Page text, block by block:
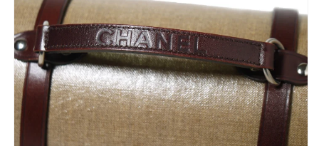
アカウントにログインして、お気に入りに商品を
追加したり、以前に保存したアイテムを表示した
りできます。
ログイン